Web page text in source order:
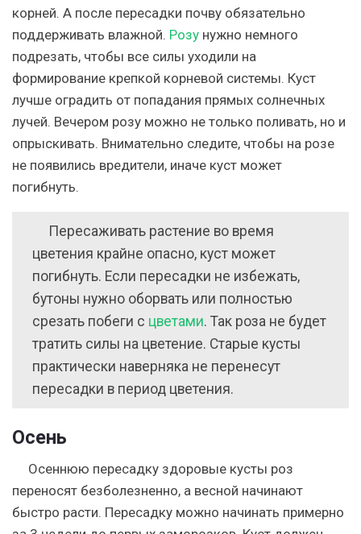
корней. А после пересадки почву обязательно
поддерживать влажной. Розу нужно немного
подрезать, чтобы все силы уходили на
формирование крепкой корневой системы. Куст
лучше оградить от попадания прямых солнечных
лучей. Вечером розу можно не только поливать, но и
опрыскивать. Внимательно следите, чтобы на розе
не появились вредители, иначе куст может
погибнуть.
Пересаживать растение во время
цветения крайне опасно, куст может
погибнуть. Если пересадки не избежать,
бутоны нужно оборвать или полностью
срезать побеги с цветами. Так роза не будет
тратить силы на цветение. Старые кусты
практически наверняка не перенесут
пересадки в период цветения.
Осень
Осеннюю пересадку здоровые кусты роз
переносят безболезненно, а весной начинают
быстро расти. Пересадку можно начинать примерно